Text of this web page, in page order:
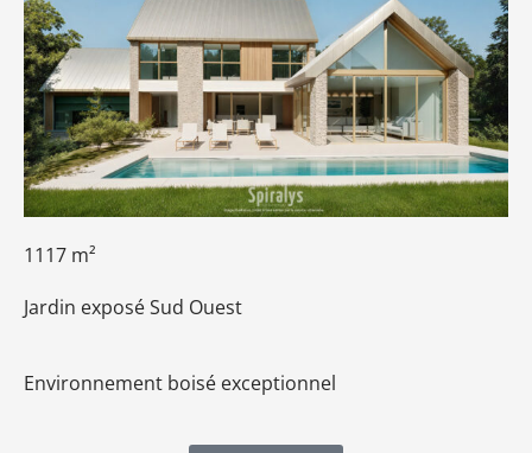
1117 m²
Jardin exposé Sud Ouest
Environnement boisé exceptionnel